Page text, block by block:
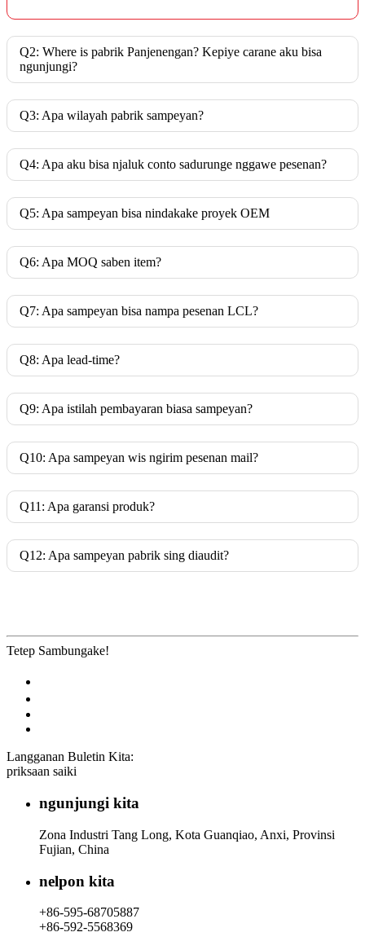
Q2: Where is pabrik Panjenengan? Kepiye carane aku bisa
ngunjungi?
Q3: Apa wilayah pabrik sampeyan?
Q4: Apa aku bisa njaluk conto sadurunge nggawe pesenan?
Q5: Apa sampeyan bisa nindakake proyek OEM
Q6: Apa MOQ saben item?
Q7: Apa sampeyan bisa nampa pesenan LCL?
Q8: Apa lead-time?
Q9: Apa istilah pembayaran biasa sampeyan?
Q10: Apa sampeyan wis ngirim pesenan mail?
Q11: Apa garansi produk?
Q12: Apa sampeyan pabrik sing diaudit?
Tetep Sambungake!
Langganan Buletin Kita:
priksaan saiki
ngunjungi kita
Zona Industri Tang Long, Kota Guanqiao, Anxi, Provinsi
Fujian, China
nelpon kita
+86-595-68705887
+86-592-5568369